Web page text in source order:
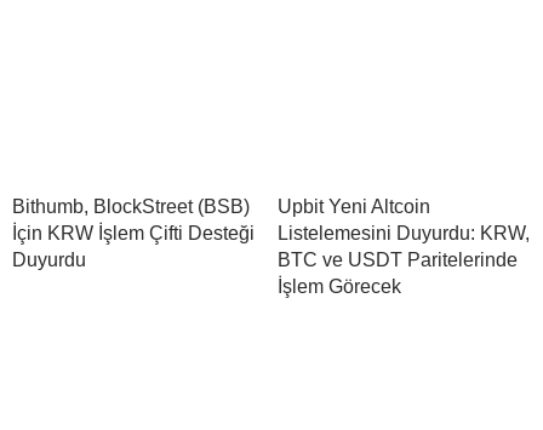
Bithumb, BlockStreet (BSB)
İçin KRW İşlem Çifti Desteği
Duyurdu
Upbit Yeni Altcoin
Listelemesini Duyurdu: KRW,
BTC ve USDT Paritelerinde
İşlem Görecek